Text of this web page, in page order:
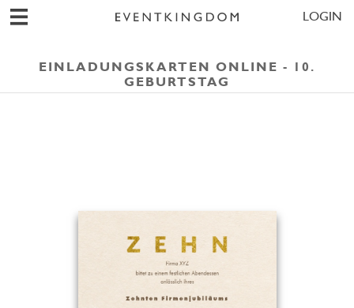
LOGIN
EINLADUNGSKARTEN ONLINE - 10.
GEBURTSTAG